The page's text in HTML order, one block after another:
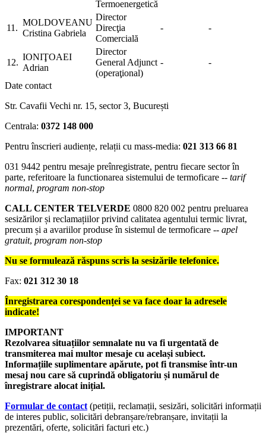
Termoenergetică
11.
MOLDOVEANU
Cristina Gabriela
Director
Direcţia
Comercială
- -
12.
IONIŢOAEI
Adrian
Director
General Adjunct
(operaţional)
- -
Date contact
Str. Cavafii Vechi nr. 15, sector 3, București
Centrala: 0372 148 000
Pentru înscrieri audiențe, relații cu mass-media: 021 313 66 81
031 9442 pentru mesaje preînregistrate, pentru fiecare sector în
parte, referitoare la functionarea sistemului de termoficare -- tarif
normal, program non-stop
CALL CENTER TELVERDE 0800 820 002 pentru preluarea
sesizărilor și reclamațiilor privind calitatea agentului termic livrat,
precum și a avariilor produse în sistemul de termoficare -- apel
gratuit, program non-stop
Nu se formulează răspuns scris la sesizările telefonice.
Fax: 021 312 30 18
Înregistrarea corespondenței se va face doar la adresele
indicate!
IMPORTANT
Rezolvarea situațiilor semnalate nu va fi urgentată de
transmiterea mai multor mesaje cu același subiect.
Informațiile suplimentare apărute, pot fi transmise într-un
mesaj nou care să cuprindă obligatoriu și numărul de
înregistrare alocat inițial.
Formular de contact (petiții, reclamații, sesizări, solicitări informații
de interes public, solicitări debranșare/rebranșare, invitații la
prezentări, oferte, solicitări facturi etc.)